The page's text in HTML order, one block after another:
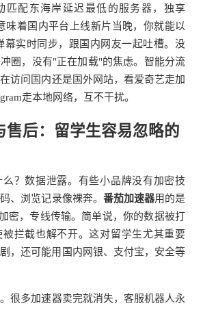
匹配东海岸延迟最低的服务器，独享
味着国内平台上线新片当晚，你就能以
幕实时同步，跟国内网友一起吐槽。没
圈，没有"正在加载"的焦虑。智能分流
访问国内还是国外网站，看爱奇艺走加
走本地网络，互不干扰。
售后：留学生容易忽略的
么？数据泄露。有些小品牌没有加密技
、浏览记录像裸奔。 番茄加速器用的是
密，专线传输。简单说，你的数据被打
拦截也解不开。这对留学生尤其重要
，还可能用国内网银、支付宝，安全等
很多加速器卖完就消失，客服机器人永